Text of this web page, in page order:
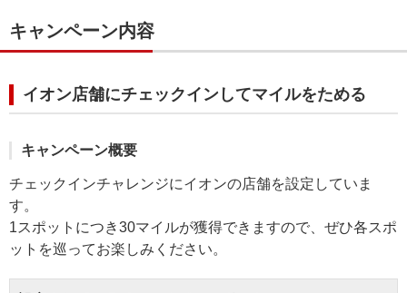
キャンペーン内容
イオン店舗にチェックインしてマイルをためる
キャンペーン概要
チェックインチャレンジにイオンの店舗を設定していま
す。
1スポットにつき30マイルが獲得できますので、ぜひ各スポ
ットを巡ってお楽しみください。